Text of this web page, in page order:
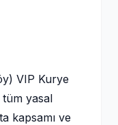
VIP Kurye
tüm yasal
kapsamı ve